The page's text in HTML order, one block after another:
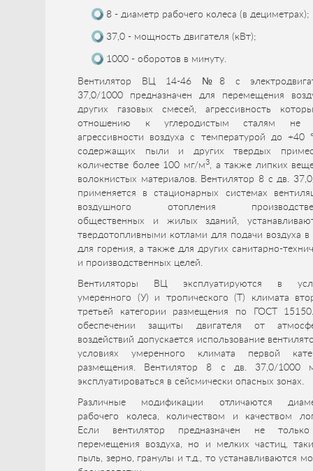
8 - диаметр рабочего колеса (в дециметрах);
37,0 - мощность двигателя (кВт);
1000 - оборотов в минуту.
Вентилятор ВЦ 14-46 №8 с
37,0/1000 предназначен для перемещения
других газовых смесей, агрессивность
отношению к углеродистым сталям не
агрессивности воздуха с температурой до +40
содержащих пыли и других твердых
количестве более 100 мг/м3, а также липких
волокнистых материалов. Вентилятор 8 с дв.
применяется в стационарных системах
воздушного отопления
общественных и жилых зданий,
твердотопливными котлами для подачи воздуха в
для горения, а также для других санитарно-
и производственных целей.
Вентиляторы ВЦ эксплуатируются в
умеренного (У) и тропического (Т) климата
третьей категории размещения по ГОСТ
обеспечении защиты двигателя от
воздействий допускается использование
условиях умеренного климата первой
размещения. Вентилятор 8 с дв. 37,0/1000
эксплуатироваться в сейсмически опасных зонах.
Различные модификации отличаются
рабочего колеса, количеством и качеством
Если вентилятор предназначен не
перемещения воздуха, но и мелких частиц,
пыль, зерно, гранулы и т.д., то устанавливаются